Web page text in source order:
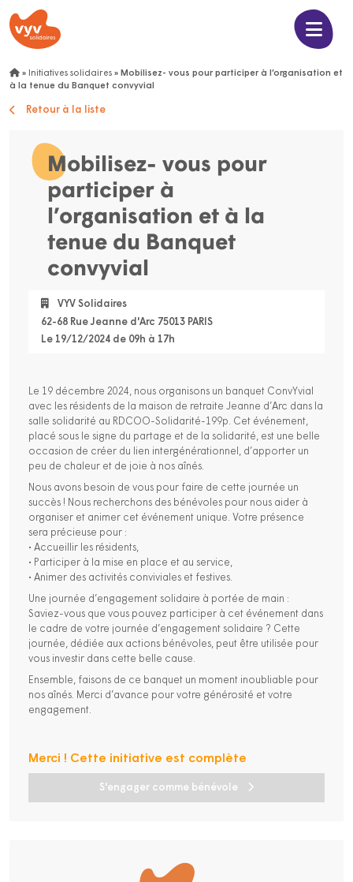
» Initiatives solidaires » Mobilisez- vous pour participer à l’organisation et
à la tenue du Banquet convyvial
Retour à la liste
Mobilisez- vous pour
participer à
l’organisation et à la
tenue du Banquet
convyvial
VYV Solidaires
62-68 Rue Jeanne d'Arc 75013 PARIS
Le 19/12/2024 de 09h à 17h
Le 19 décembre 2024, nous organisons un banquet ConvYvial
avec les résidents de la maison de retraite Jeanne d’Arc dans la
salle solidarité au RDCOO-Solidarité-199p. Cet événement,
placé sous le signe du partage et de la solidarité, est une belle
occasion de créer du lien intergénérationnel, d’apporter un
peu de chaleur et de joie à nos aînés.
Nous avons besoin de vous pour faire de cette journée un
succès ! Nous recherchons des bénévoles pour nous aider à
organiser et animer cet événement unique. Votre présence
sera précieuse pour :
• Accueillir les résidents,
• Participer à la mise en place et au service,
• Animer des activités conviviales et festives.
Une journée d’engagement solidaire à portée de main :
Saviez-vous que vous pouvez participer à cet événement dans
le cadre de votre journée d’engagement solidaire ? Cette
journée, dédiée aux actions bénévoles, peut être utilisée pour
vous investir dans cette belle cause.
Ensemble, faisons de ce banquet un moment inoubliable pour
nos aînés. Merci d’avance pour votre générosité et votre
engagement.
S'engager comme bénévole
Merci ! Cette initiative est complète